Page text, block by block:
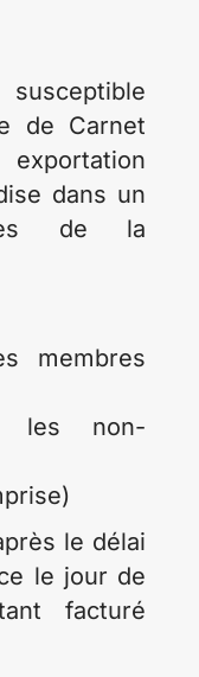
de Carnet
dans un
de la
membres
les non-
le délai
le jour de
facturé